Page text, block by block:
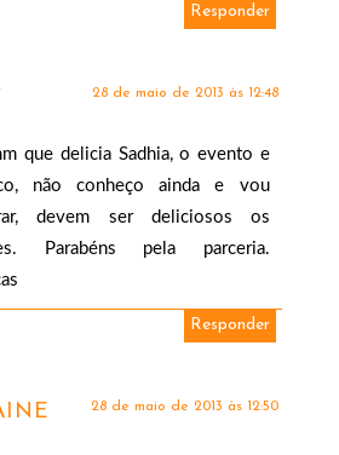
Responder
28 de maio de 2013 às 12:48
que delicia Sadhia, o evento e
não conheço ainda e vou
devem ser deliciosos os
Parabéns pela parceria.
Responder
28 de maio de 2013 às 12:50